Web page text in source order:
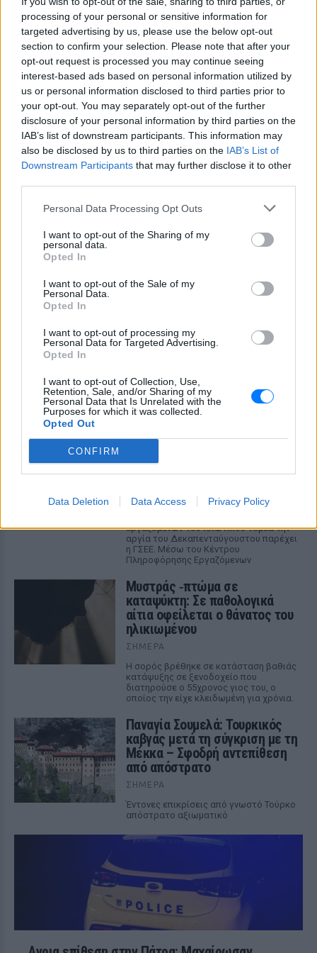
processing of your personal or sensitive information for
targeted advertising by us, please use the below opt-out
section to confirm your selection. Please note that after your
opt-out request is processed you may continue seeing
interest-based ads based on personal information utilized by
us or personal information disclosed to third parties prior to
your opt-out. You may separately opt-out of the further
disclosure of your personal information by third parties on the
IAB’s list of downstream participants. This information may
also be disclosed by us to third parties on the IAB’s List of
Downstream Participants that may further disclose it to other
Personal Data Processing Opt Outs
I want to opt-out of the Sharing of my
personal data.
Opted In
I want to opt-out of the Sale of my
Personal Data.
Opted In
I want to opt-out of processing my
Personal Data for Targeted Advertising.
Opted In
I want to opt-out of Collection, Use,
Retention, Sale, and/or Sharing of my
Personal Data that Is Unrelated with the
Purposes for which it was collected.
Opted Out
CONFIRM
Data Deletion Data Access Privacy Policy
Ακολουθήστε το E-Radio.gr και στο Instagram
ΔΙΑΦΗΜΙΣΗ
ΔΕΙΤΕ ΕΠΙΣΗΣ
ΣΤΗΝ ΙΔΙΑ ΚΑΤΗΓΟΡΙΑ
αμείβεται η εργασία την αργία
στον ιδιωτικό τομέα
ΣΉΜΕΡΑ
εργαζομένων του ιδιωτικού τομέα την
αργία του Δεκαπενταύγουστου παρέχει
η ΓΣΕΕ. Μέσω του Κέντρου
Πληροφόρησης Εργαζόμενων
Μυστράς ‑πτώμα σε
καταψύκτη: Σε παθολογικά
αίτια οφείλεται ο θάνατος του
ηλικιωμένου
ΣΉΜΕΡΑ
Η σορός βρέθηκε σε κατάσταση βαθιάς
κατάψυξης σε ξενοδοχείο που
διατηρούσε ο 55χρονος γιος του, ο
οποίος την είχε κλειδωμένη για χρόνια.
Παναγία Σουμελά: Τουρκικός
καβγάς μετά τη σύγκριση με τη
Μέκκα – Σφοδρή αντεπίθεση
από απόστρατο
ΣΉΜΕΡΑ
Έντονες επικρίσεις από γνωστό Τούρκο
απόστρατο αξιωματικό